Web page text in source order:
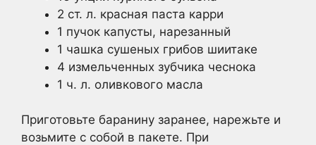
2 ст. л. красная паста карри
1 пучок капусты, нарезанный
1 чашка сушеных грибов шиитаке
4 измельченных зубчика чеснока
1 ч. л. оливкового масла
Приготовьте баранину заранее, нарежьте и
возьмите с собой в пакете. При